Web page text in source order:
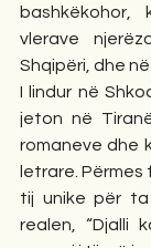
bashkëkohor,
vlerave
Shqipëri, dhe
I lindur në
jeton në
romaneve dhe
letrare. Përmes
tij unike për ta
realen, “Djalli